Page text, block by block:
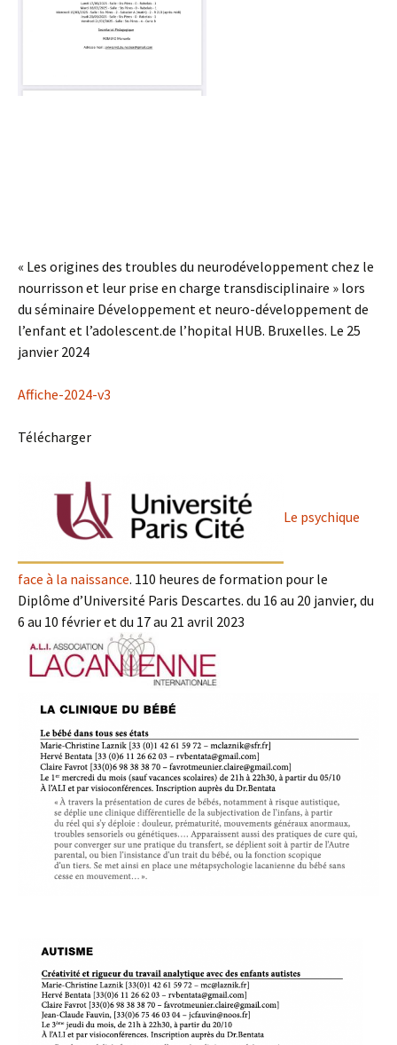
« Les origines des troubles du neurodéveloppement chez le
nourrisson et leur prise en charge transdisciplinaire » lors
du séminaire Développement et neuro-développement de
l’enfant et l’adolescent.de l’hopital HUB. Bruxelles. Le 25
janvier 2024
Affiche-2024-v3
Télécharger
Le psychique
face à la naissance. 110 heures de formation pour le
Diplôme d’Université Paris Descartes. du 16 au 20 janvier, du
6 au 10 février et du 17 au 21 avril 2023